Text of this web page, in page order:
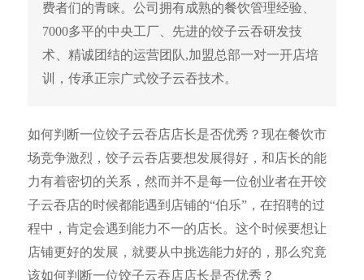
费者们的青睐。公司拥有成熟的餐饮管理经验、
7000多平的中央工厂、先进的饺子云吞研发技
术、精诚团结的运营团队,加盟总部一对一开店培
训，传承正宗广式饺子云吞技术。
如何判断一位饺子云吞店店长是否优秀？现在餐饮市
场竞争激烈，饺子云吞店要想发展得好，和店长的能
力有着密切的关系，然而并不是每一位创业者在开饺
子云吞店的时候都能遇到店铺的“伯乐”，在招聘的过
程中，肯定会遇到能力不一的店长。这个时候要想让
店铺更好的发展，就要从中挑选能力好的，那么究竟
该如何判断一位饺子云吞店店长是否优秀？